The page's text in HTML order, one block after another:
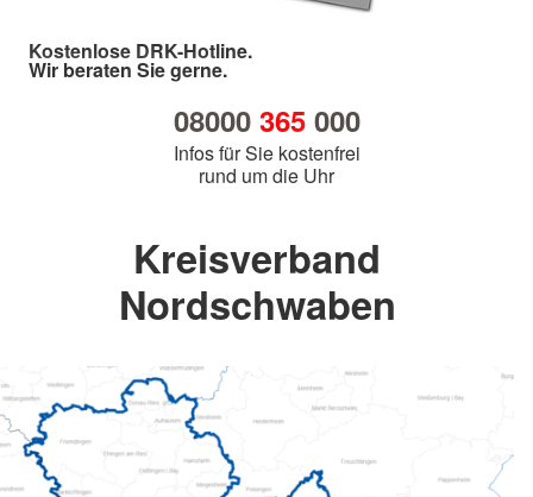
Kostenlose DRK-Hotline.
Wir beraten Sie gerne.
08000 365000
Infos für Sie kostenfrei
rund um die Uhr
Kreisverband
Nordschwaben